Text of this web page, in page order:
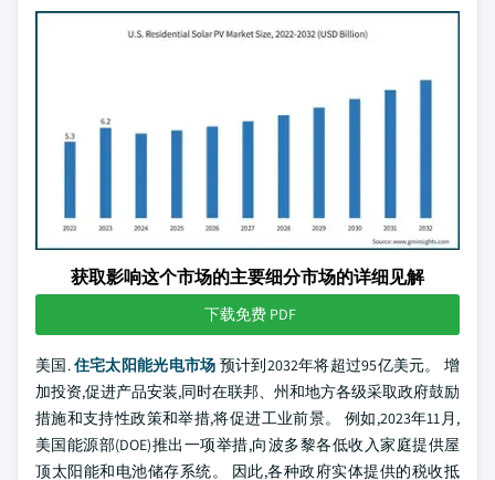
获取影响这个市场的主要细分市场的详细见解
下载免费 PDF
美国.住宅太阳能光电市场 预计到2032年将超过95亿美元。 增
加投资,促进产品安装,同时在联邦、州和地方各级采取政府鼓励
措施和支持性政策和举措,将促进工业前景。 例如,2023年11月,
美国能源部(DOE)推出一项举措,向波多黎各低收入家庭提供屋
顶太阳能和电池储存系统。 因此,各种政府实体提供的税收抵